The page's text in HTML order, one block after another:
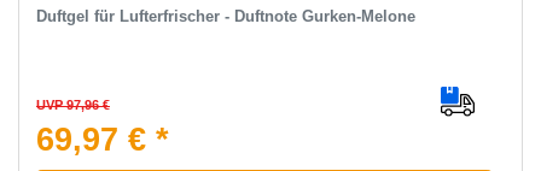
Duftgel für Lufterfrischer - Duftnote Gurken-Melone
UVP 97,96 €
69,97 € *